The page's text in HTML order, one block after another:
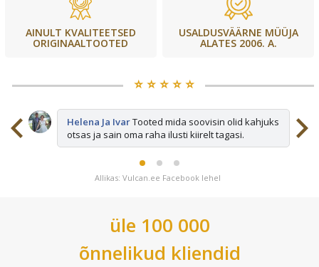
AINULT KVALITEETSED
ORIGINAALTOOTED
USALDUSVÄÄRNE MÜÜJA
ALATES 2006. A.
⭐️ ⭐️ ⭐️ ⭐️ ⭐️
Helena Ja IvarTooted mida soovisin olid kahjuks
otsas ja sain oma raha ilusti kiirelt tagasi.
Allikas: Vulcan.ee Facebook lehel
üle 100 000
õnnelikud kliendid